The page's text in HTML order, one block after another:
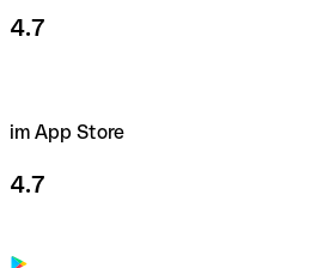
4.7
im App Store
4.7